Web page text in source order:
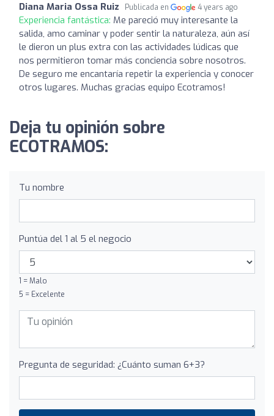
Diana Maria Ossa Ruiz Publicada en 4 years ago
Experiencia fantástica: Me pareció muy interesante la
salida, amo caminar y poder sentir la naturaleza, aún así
le dieron un plus extra con las actividades lúdicas que
nos permitieron tomar más conciencia sobre nosotros.
De seguro me encantaría repetir la experiencia y conocer
otros lugares. Muchas gracias equipo Ecotramos!
Deja tu opinión sobre
ECOTRAMOS:
Tu nombre
Puntúa del 1 al 5 el negocio
1 = Malo
5 = Excelente
Pregunta de seguridad: ¿Cuánto suman 6+3?